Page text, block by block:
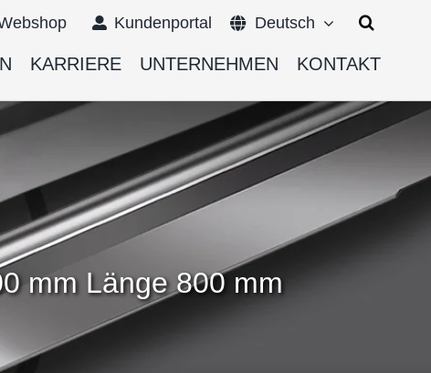
Kundenportal Deutsch
Suche
KARRIERE UNTERNEHMEN KONTAKT
mm Länge 800 mm